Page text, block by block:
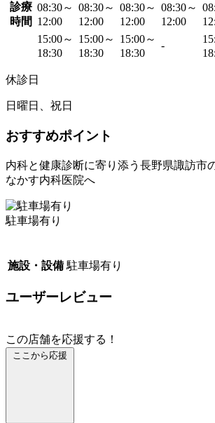
診療
時間
08:30～
12:00
08:30～
12:00
08:30～
12:00
08:30～
12:00
15:00～
18:30
15:00～
18:30
15:00～
18:30
-
休診日
日曜日、祝日
おすすめポイント
内科と健康診断に寄り添う長野県諏訪市
なかす内科医院へ
駐車場有り
施設・設備 駐車場有り
ユーザーレビュー
この店舗を応援する！
ここから応援